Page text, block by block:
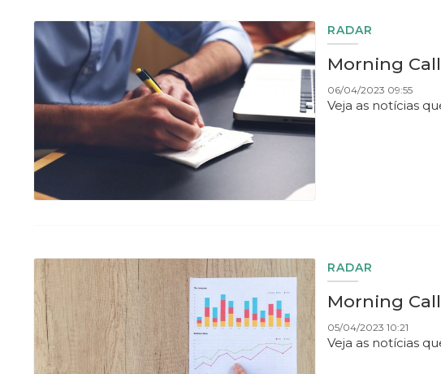
RADAR
Morning
06/04/2023 09:55
Veja as notícias
RADAR
Morning
05/04/2023 10:21
Veja as notícias